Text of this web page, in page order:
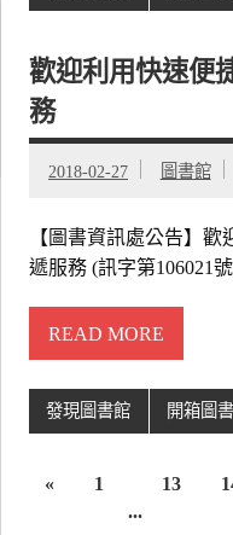
歡迎利用快速便
務
2018-02-27 圖書館
【圖書資訊處公告】
遞服務 (訊字第106021
READ MORE
發現圖書館 開箱圖
«
1
...
13